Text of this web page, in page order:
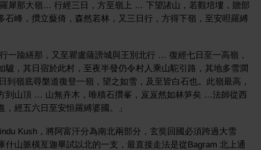
犀那大嶺… 行經三日，方至嶺上 … 下望諸山，若觀培塿，贍部
石峰，攢立藂倚，森然若林，又三日行，方得下嶺，至安呾羅縛
一踰繕那，又至瞿盧薩謗城與王別北行 … 復經七日至一高嶺，
驢，其日宿於此村，至夜半發仍令村人乘山駝引路，其地多雪澗
嶺底尋槃道復登一嶺，望之如雪，及至皆白石也。此嶺最高，
到山頂 … 山無卉木，唯積石攢峯，岌岌然如林笋矣 …法師從西
經五六日至安怛羅縛婆國。」
Kush，將阿富汗分為南北兩部分，玄奘回國必須跨過大雪
什山脈橫亙迦畢試以北的一支，最直接走法是從Bagram 北上通